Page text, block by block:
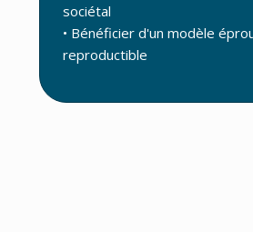
sociétal
• Bénéficier d'un modèle
reproductible